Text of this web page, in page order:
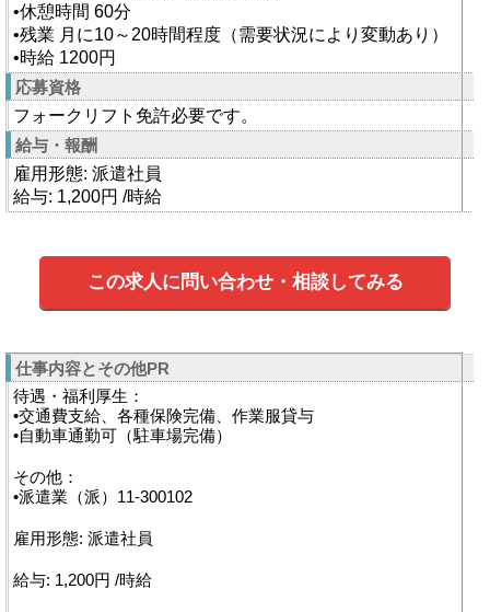
•休憩時間 60分
•残業 月に10～20時間程度（需要状況により変動あり）
•時給 1200円
応募資格
フォークリフト免許必要です。
給与・報酬
雇用形態: 派遣社員
給与: 1,200円 /時給
この求人に問い合わせ・相談してみる
仕事内容とその他PR
待遇・福利厚生：
•交通費支給、各種保険完備、作業服貸与
•自動車通勤可（駐車場完備）
その他：
•派遣業（派）11‐300102
雇用形態: 派遣社員
給与: 1,200円 /時給